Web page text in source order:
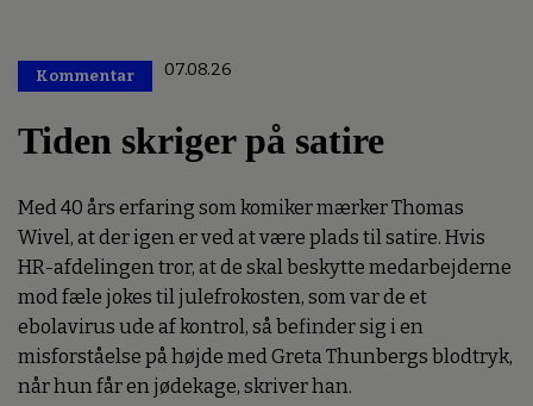
Kommentar 07.08.26
Tiden skriger på satire
Med 40 års erfaring som komiker mærker Thomas
Wivel, at der igen er ved at være plads til satire. Hvis
HR-afdelingen tror, at de skal beskytte medarbejderne
mod fæle jokes til julefrokosten, som var de et
ebolavirus ude af kontrol, så befinder sig i en
misforståelse på højde med Greta Thunbergs blodtryk,
når hun får en jødekage, skriver han.